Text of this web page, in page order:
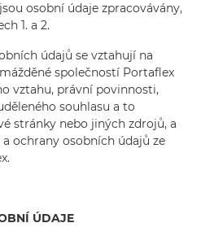
osobní údaje zpracovávány,
1. a 2.
údajů se vztahují na
společností Portaflex
vztahu, právní povinnosti,
souhlasu a to
stránky nebo jiných zdrojů, a
ochrany osobních údajů ze
ÚDAJE